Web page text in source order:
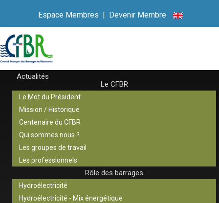
Espace Membres | Devenir Membre
Actualités
Le CFBR
Le Mot du Président
Mission / Historique
Centenaire du CFBR
Qui sommes nous ?
Les groupes de travail
Les professionnels
Rôle des barrages
Hydroélectricité
Hydroélectricité - Mix énergétique